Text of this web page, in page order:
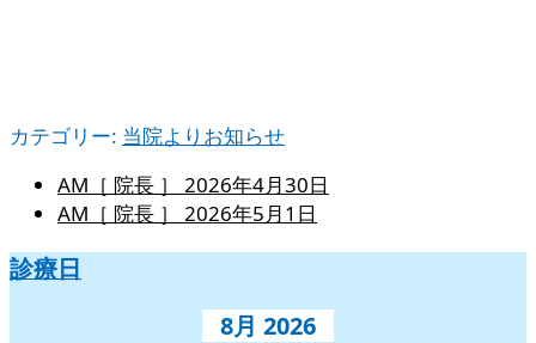
カテゴリー: 当院よりお知らせ
AM［ 院長 ］ 2026年4月30日
AM［ 院長 ］ 2026年5月1日
診療日
8月 2026